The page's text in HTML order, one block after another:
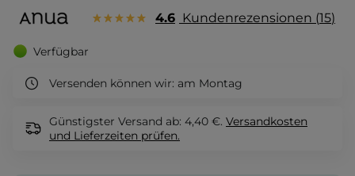
4.6 Kundenrezensionen 15
Verfügbar
Versenden können wir: am Montag
Günstigster Versand ab: 4,40 €. Versandkosten
und Lieferzeiten prüfen.